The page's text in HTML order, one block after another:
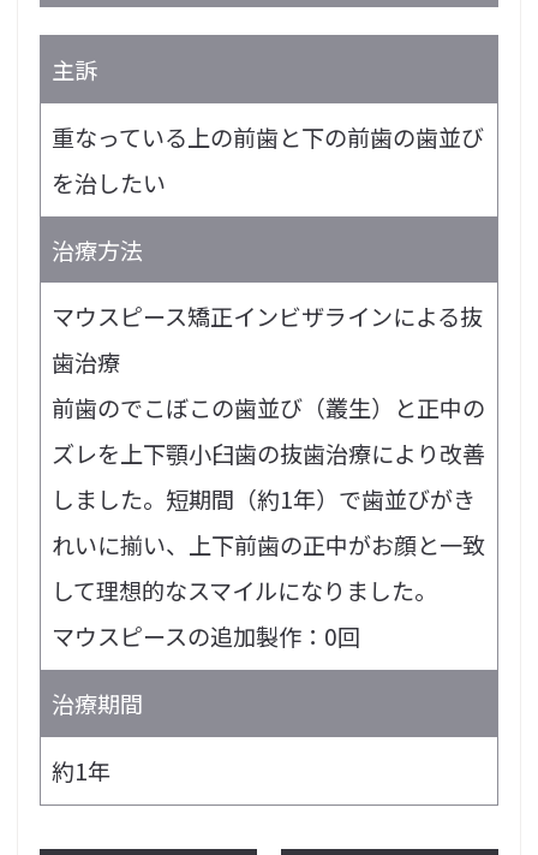
主訴
重なっている上の前歯と下の前歯の歯並び
を治したい
治療方法
マウスピース矯正インビザラインによる抜
歯治療
前歯のでこぼこの歯並び（叢生）と正中の
ズレを上下顎小臼歯の抜歯治療により改善
しました。短期間（約1年）で歯並びがき
れいに揃い、上下前歯の正中がお顔と一致
して理想的なスマイルになりました。
マウスピースの追加製作：0回
治療期間
約1年